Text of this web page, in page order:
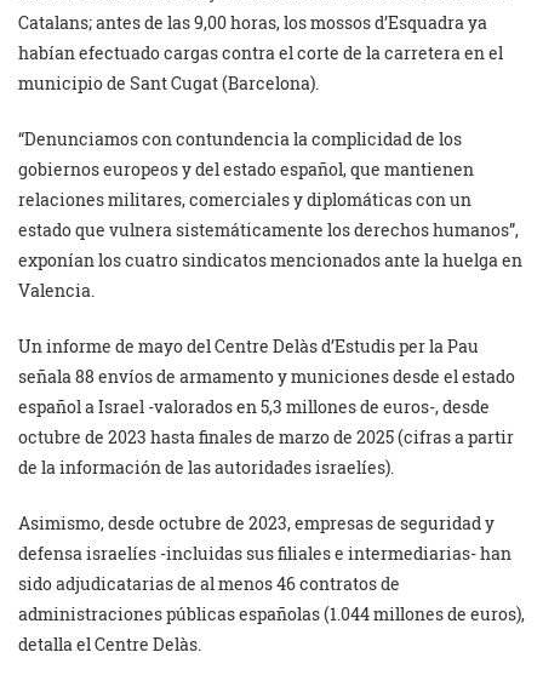
Catalans; antes de las 9,00 horas, los mossos d’Esquadra ya
habían efectuado cargas contra el corte de la carretera en el
municipio de Sant Cugat (Barcelona).
“Denunciamos con contundencia la complicidad de los
gobiernos europeos y del estado español, que mantienen
relaciones militares, comerciales y diplomáticas con un
estado que vulnera sistemáticamente los derechos humanos”,
exponían los cuatro sindicatos mencionados ante la huelga en
Valencia.
Un informe de mayo del Centre Delàs d’Estudis per la Pau
señala 88 envíos de armamento y municiones desde el estado
español a Israel -valorados en 5,3 millones de euros-, desde
octubre de 2023 hasta finales de marzo de 2025 (cifras a partir
de la información de las autoridades israelíes).
Asimismo, desde octubre de 2023, empresas de seguridad y
defensa israelíes -incluidas sus filiales e intermediarias- han
sido adjudicatarias de al menos 46 contratos de
administraciones públicas españolas (1.044 millones de euros),
detalla el Centre Delàs.